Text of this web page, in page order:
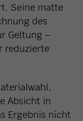
Seine matte
des
Geltung –
reduzierte
Absicht in
Ergebnis nicht